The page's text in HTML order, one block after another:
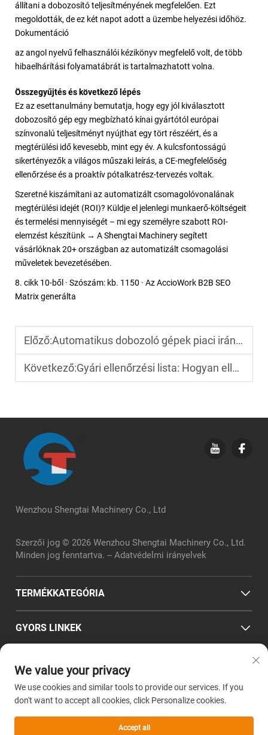
állítani a dobozosító teljesítményének megfelelően. Ezt
megoldották, de ez két napot adott a üzembe helyezési időhöz.
Dokumentáció
az angol nyelvű felhasználói kézikönyv megfelelő volt, de több
hibaelhárítási folyamatábrát is tartalmazhatott volna.
Összegyűjtés és következő lépés
Ez az esettanulmány bemutatja, hogy egy jól kiválasztott
dobozosító gép egy megbízható kínai gyártótól európai
színvonalú teljesítményt nyújthat egy tört részéért, és a
megtérülési idő kevesebb, mint egy év. A kulcsfontosságú
sikertényezők a világos műszaki leírás, a CE-megfelelőség
ellenőrzése és a proaktív pótalkatrész-tervezés voltak.
Szeretné kiszámítani az automatizált csomagolóvonalának
megtérülési idejét (ROI)? Küldje el jelenlegi munkaerő-költségeit
és termelési mennyiségét – mi egy személyre szabott ROI-
elemzést készítünk → A Shengtai Machinery segített
vásárlóknak 20+ országban az automatizált csomagolási
műveletek bevezetésében.
8. cikk 10-ből · Szószám: kb. 1150 · Az AccioWork B2B SEO
Matrix generálta
Előző:Automatikus dobozoló gépek piaci irányzatai 2026-ban: Ami a globális vásárlóknak tudniuk kell
Következő:Gyári ellenőrzési lista: Hogyan ellenőrizze egy kínai dobozoló gép szállítóját
Wenzhou Shengtai Machinery Co., Ltd
Szerzői jog © 2026 Wenzhou Shengtai Machinery Co., Ltd.
Minden jog fenntartva. -- Adatvédelmi irányelvek
TERMÉKKATEGÓRIA
GYORS LINKEK
ELÉRHETŐSÉG
Office add : Zhejiang prowincia, Wenzhou város, Pingyang
megye, Wanquan település, Zhenglou szabványos gyárpark,
Chuangye út 2. szám
We value your privacy
We use cookies and similar tools to provide our services. If you
don't want to accept all cookies, click Personalize cookies.
Accept all